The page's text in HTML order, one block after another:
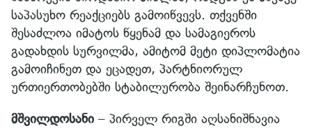
საპასუხო რეაქციებს გამოიწვევს. თქვენში
შესაძლოა იმატოს წყენამ და სამაგიეროს
გადახდის სურვილმა, ამიტომ მეტი დიპლომატია
გამოიჩინეთ და ეცადეთ, პარტნიორულ
ურთიერთობებში სტაბილურობა შეინარჩუნოთ.
მშვილდოსანი – პირველ რიგში აღსანიშნავია